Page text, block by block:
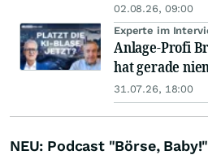
02.08.26, 09:00
Experte im
Anlage-Profi
hat gerade
31.07.26, 18:00
NEU: Podcast "Börse, Baby!"